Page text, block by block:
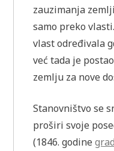
zauzimanja
samo preko
vlast određivala
već tada je
zemlju za nove
Stanovništvo se
proširi svoje
(1846. godine